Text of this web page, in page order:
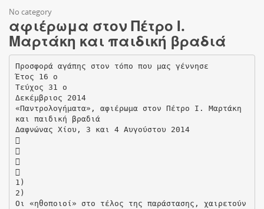
No category
αφιέρωμα στον Πέτρο Ι.
Μαρτάκη και παιδική βραδιά
Προσφορά αγάπης στον τόπο που μας γέννησε
Έτος 16 ο
Τεύχος 31 ο
Δεκέμβριος 2014
«Παντρολογήματα», αφιέρωμα στον Πέτρο Ι. Μαρτάκη
και παιδική βραδιά
Δαφνώνας Χίου, 3 και 4 Αυγούστου 2014




1)
2)
Οι «ηθοποιοί» στο τέλος της παράστασης, χαιρετούν